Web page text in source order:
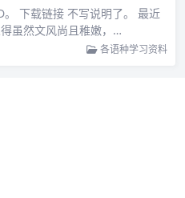
下载链接 不写说明了。 最近
虽然文风尚且稚嫩，…
各语种学习资料